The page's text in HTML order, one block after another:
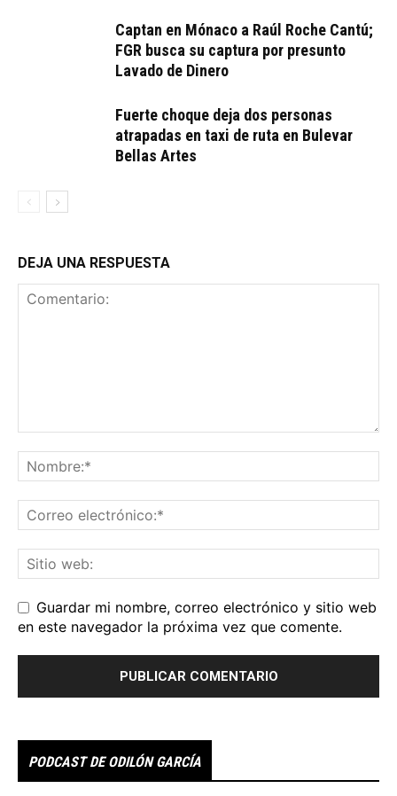
Captan en Mónaco a Raúl Roche Cantú;
FGR busca su captura por presunto
Lavado de Dinero
Fuerte choque deja dos personas
atrapadas en taxi de ruta en Bulevar
Bellas Artes
DEJA UNA RESPUESTA
Guardar mi nombre, correo electrónico y sitio web
en este navegador la próxima vez que comente.
PODCAST DE ODILÓN GARCÍA